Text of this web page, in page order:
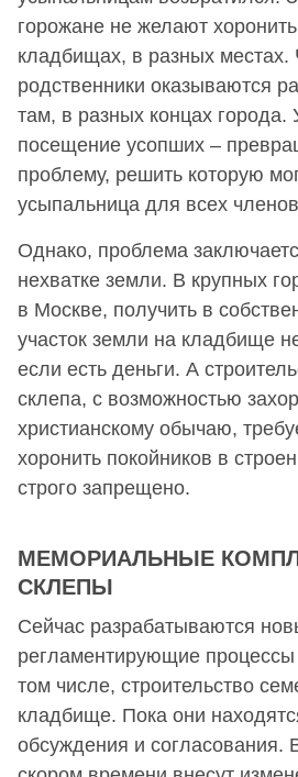
горожане не желают
кладбищах, в разных местах.
родственники оказываются
там, в разных концах города.
посещение усопших –
проблему, решить которую
усыпальница для всех
Однако, проблема
нехватке земли. В крупных
в Москве, получить в
участок земли на кладбище
если есть деньги. А
склепа, с возможностью
христианскому обычаю,
хоронить покойников в
строго запрещено.
МЕМОРИАЛЬНЫЕ
СКЛЕПЫ
Сейчас разрабатываются
регламентирующие процессы
том числе, строительство
кладбище. Пока они
обсуждения и согласования.